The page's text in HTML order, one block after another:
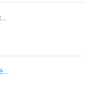
CIC Saint-Germain-Sur-Morin 2 Rue de Paris
CIC Villers-Cotterêts 6 Rue Du Général Leclerc